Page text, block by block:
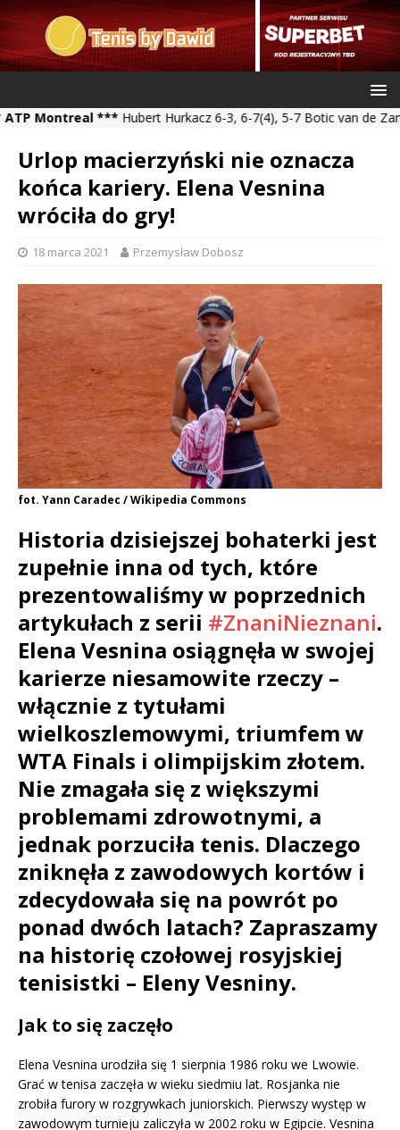
***Hubert Hurkacz 6-3, 6-7(4), 5-7 Botic van de
Urlop macierzyński nie oznacza
końca kariery. Elena Vesnina
wróciła do gry!
18 marca 2021 Przemysław Dobosz
fot. Yann Caradec / Wikipedia Commons
Historia dzisiejszej bohaterki jest
zupełnie inna od tych, które
prezentowaliśmy w poprzednich
artykułach z serii #ZnaniNieznani.
Elena Vesnina osiągnęła w swojej
karierze niesamowite rzeczy –
włącznie z tytułami
wielkoszlemowymi, triumfem w
WTA Finals i olimpijskim złotem.
Nie zmagała się z większymi
problemami zdrowotnymi, a
jednak porzuciła tenis. Dlaczego
zniknęła z zawodowych kortów i
zdecydowała się na powrót po
ponad dwóch latach? Zapraszamy
na historię czołowej rosyjskiej
tenisistki – Eleny Vesniny.
Jak to się zaczęło
Elena Vesnina urodziła się 1 sierpnia 1986 roku we Lwowie.
Grać w tenisa zaczęła w wieku siedmiu lat. Rosjanka nie
zrobiła furory w rozgrywkach juniorskich. Pierwszy występ w
zawodowym turnieju zaliczyła w 2002 roku w Egipcie. Vesnina